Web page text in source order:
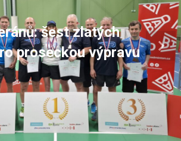
U15: prosecký tým
medaile obsadil 4.
Next